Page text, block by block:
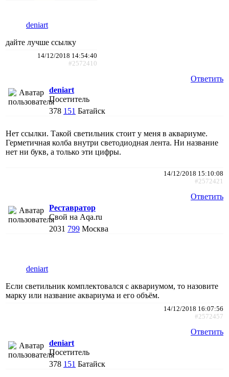
deniart
дайте лучше ссылку
14/12/2018 14:54:40
#2572410
Ответить
deniart
Посетитель
378 151 Батайск
Нет ссылки. Такой светильник стоит у меня в аквариуме.
Герметичная колба внутри светодиодная лента. Ни название
нет ни букв, а только эти цифры.
14/12/2018 15:10:08
#2572421
Ответить
Реставратор
Свой на Aqa.ru
2031 799 Москва
deniart
Если светильник комплектовался с аквариумом, то назовите
марку или название аквариума и его объём.
14/12/2018 16:07:56
#2572457
Ответить
deniart
Посетитель
378 151 Батайск